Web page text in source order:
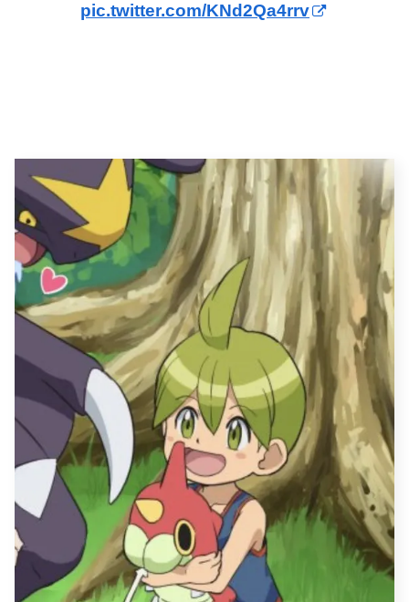
pic.twitter.com/KNd2Qa4rrv